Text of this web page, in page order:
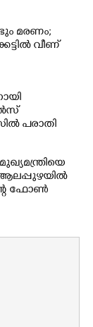
മരണം;
വീണ്
പരാതി
ആലപ്പുഴയിൽ
ഫോൺ